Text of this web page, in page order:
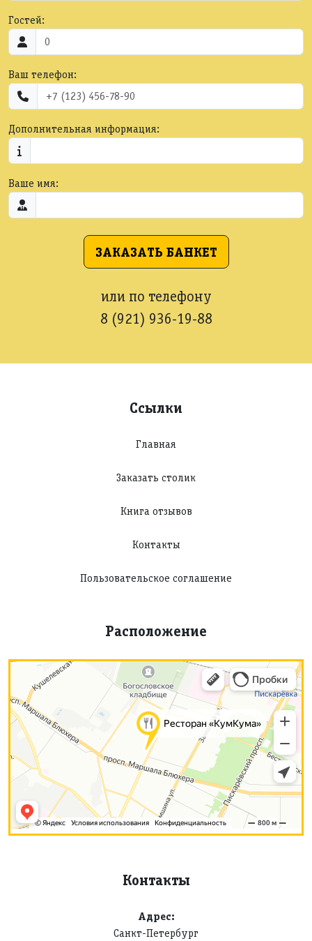
Гостей:
Ваш телефон:
Дополнительная информация:
Ваше имя:
ЗАКАЗАТЬ БАНКЕТ
или по телефону
8 (921) 936-19-88
Ссылки
Главная
Заказать столик
Книга отзывов
Контакты
Пользовательское соглашение
Расположение
Контакты
Адрес:
Санкт-Петербург